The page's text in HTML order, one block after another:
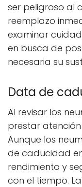
ser peligroso al
reemplazo
examinar
en busca de
necesaria su
Data de
Al revisar los
prestar
Aunque los
de caducidad
rendimiento y
con el tiempo.